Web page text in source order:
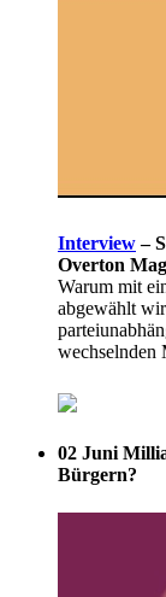
Interview–
Overton
Warum mit
abgewählt
wechselnden
02 Juni
Bürgern?